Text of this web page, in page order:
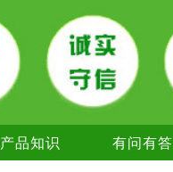
产品知识 有问有答